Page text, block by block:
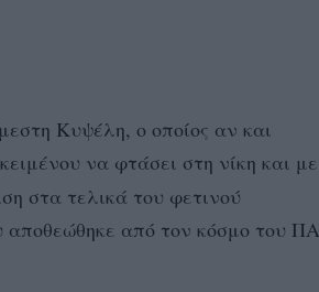
Κυψέλη, ο οποίος αν και
να φτάσει στη νίκη και
στα τελικά του φετινού
από τον κόσμο του